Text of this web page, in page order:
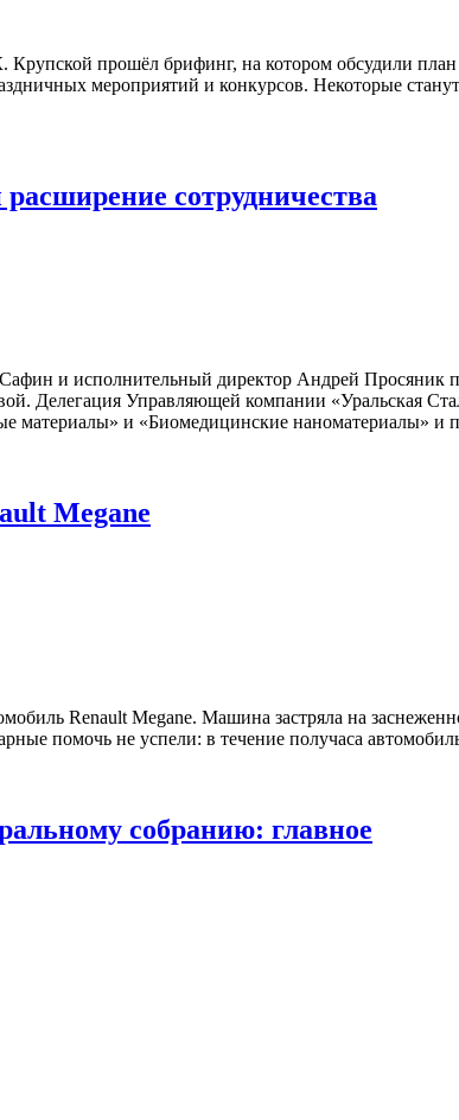
прошёл брифинг, на котором обсудили
мероприятий и конкурсов. Некоторые
сотрудничества
и исполнительный директор Андрей Просяник
Делегация Управляющей компании «Уральская
материалы» и «Биомедицинские наноматериалы» и
Megane
Renault Megane. Машина застряла на
помочь не успели: в течение получаса
собранию: главное